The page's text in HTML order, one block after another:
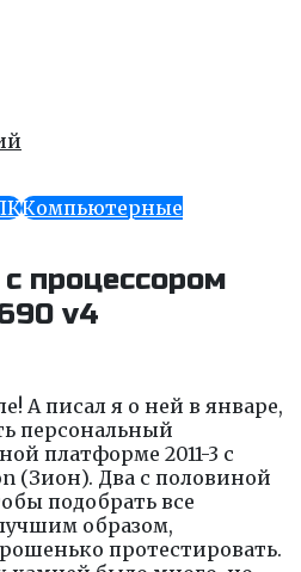
Компьютерные
процессором
v4
А писал я о ней в январе,
персональный
платформе 2011-3 с
(Зион). Два с половиной
подобрать все
образом,
протестировать.